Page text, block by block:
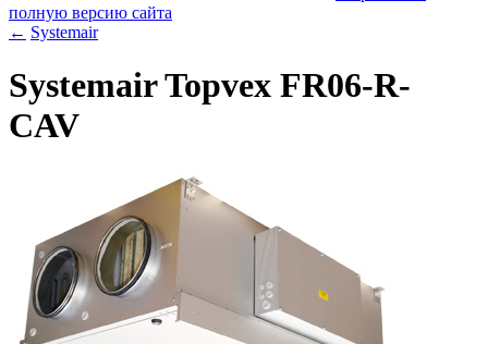
полную версию сайта
← Systemair
Systemair Topvex FR06-R-
CAV